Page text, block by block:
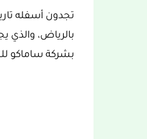
بشركة ساماكو